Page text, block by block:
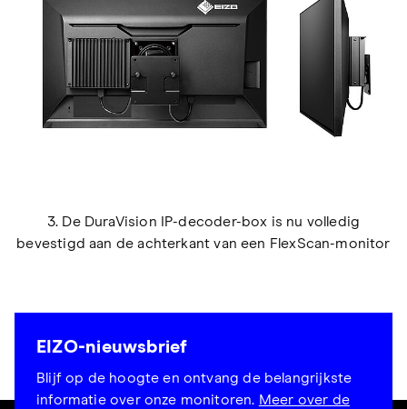
3. De DuraVision IP-decoder-box is nu volledig
bevestigd aan de achterkant van een FlexScan-monitor
EIZO-nieuwsbrief
Blijf op de hoogte en ontvang de belangrijkste
informatie over onze monitoren. Meer over de